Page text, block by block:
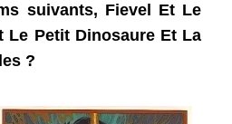
suivants, Fievel Et Le
Le Petit Dinosaure Et La
?